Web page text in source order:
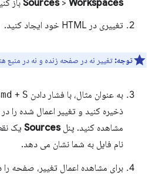
Sources> Workspaces
باز
تغییری در HTML خود ایجاد کنید.
توجه: تغییر نه در صفحه زنده و نه در منبع
به عنوان مثال، با فشار دادن + S
ذخیره کنید و تغییر اعمال شده را
مشاهده کنید. پنلSources یک
نام فایل به شما نشان می دهد.
برای مشاهده اعمال تغییر، صفحه را